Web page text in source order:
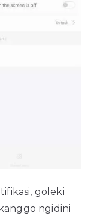
goleki
ngidini